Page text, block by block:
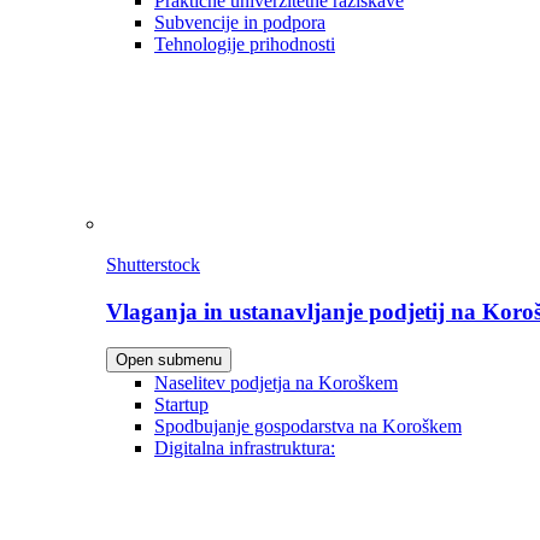
Subvencije in podpora
Tehnologije prihodnosti
Shutterstock
Vlaganja in ustanavljanje podjetij na
Open submenu
Naselitev podjetja na Koroškem
Startup
Spodbujanje gospodarstva na Koroškem
Digitalna infrastruktura: